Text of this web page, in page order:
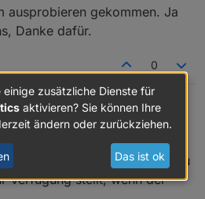
ausprobieren gekommen. Ja
Danke dafür.
0
2019, 17:56
es die Möglichkeit, dass Du
Verfügung stellt, wenn der
einige zusätzliche Dienste für
aktivieren? Sie können Ihre
ändern oder zurückziehen.
Das ist ok